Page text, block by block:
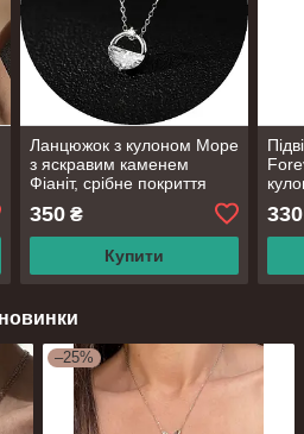
Ланцюжок з кулоном Море
з яскравим каменем
Фіаніт, срібне покриття
925 проби, довжина 40+4
см
350₴
Купити
330
–25%